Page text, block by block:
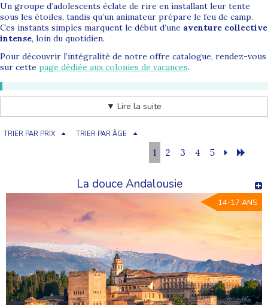
Un groupe d’adolescents éclate de rire en installant leur tente
sous les étoiles, tandis qu’un animateur prépare le feu de camp.
Ces instants simples marquent le début d’une aventure collective
intense, loin du quotidien.
Pour découvrir l’intégralité de notre offre catalogue, rendez-vous
sur cette page dédiée aux colonies de vacances.
Notre sélection des meilleurescolonies de vacances ado
propose des séjours pour gagner en autonomie, vivre des
Pourquoi partir en colonie de vacances ado ?
adolescent. Elle permet de renforcer la confiance en soi,
d’apprendre à gérer des situations nouvelles et de s’intégrer dans
un groupe avec des règles claires, loin du cadre familial habituel.
La confiance en soi à travers des défis adaptés
L’autonomie et la prise d’initiative au quotidien
Les rencontres avec des jeunes du même âge
Le dépassement de soi lors d’activités sportives et collectives
▼ Lire la suite
TRIER PAR PRIX TRIER PAR ÂGE
1 2 3 4 5
La douce Andalousie
14-17 ANS